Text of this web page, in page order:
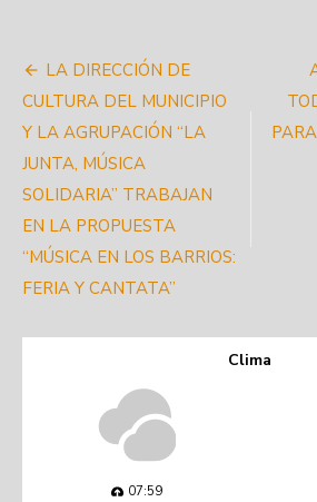
Navegación
de
entradas
LA DIRECCIÓN DE
CULTURA DEL MUNICIPIO
Y LA AGRUPACIÓN “LA
JUNTA, MÚSICA
SOLIDARIA” TRABAJAN
EN LA PROPUESTA
“MÚSICA EN LOS BARRIOS:
FERIA Y CANTATA”
Clima
07:59